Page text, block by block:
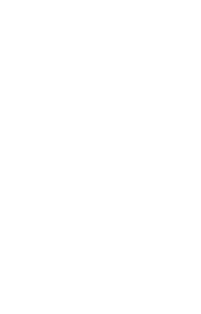
huis binnen,
Een
maar voor de
De lippen van
maar de
De dwazen
wijzen dragen